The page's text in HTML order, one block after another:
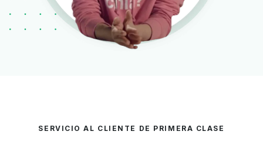
SERVICIO AL CLIENTE DE PRIMERA CLASE